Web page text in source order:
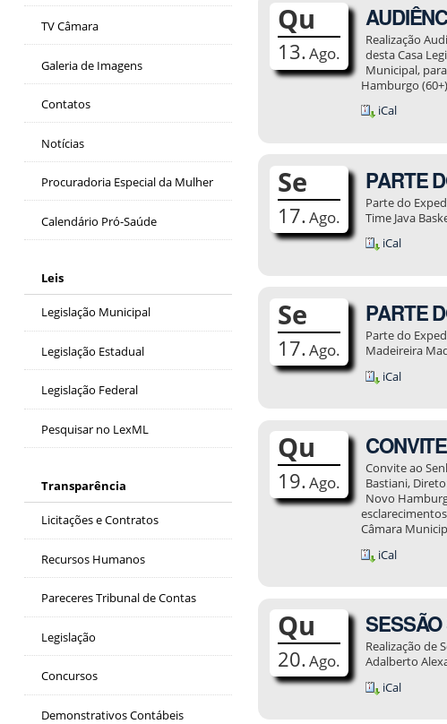
TV Câmara
Galeria de Imagens
Contatos
Notícias
Procuradoria Especial da Mulher
Calendário Pró-Saúde
Leis
Legislação Municipal
Legislação Estadual
Legislação Federal
Pesquisar no LexML
Transparência
Licitações e Contratos
Recursos Humanos
Pareceres Tribunal de Contas
Legislação
Concursos
Demonstrativos Contábeis
Qu
13.Ago.
Realização
desta Casa
Municipal,
Hamburgo
iCal
Se
17.Ago.
PARTE
Parte do
Time Java
iCal
Se
17.Ago.
PARTE
Parte do
Madeireira
iCal
Qu
19.Ago.
Convite ao
Bastiani,
Novo
Câmara
iCal
Qu
20.Ago.
Realização de
Adalberto
iCal